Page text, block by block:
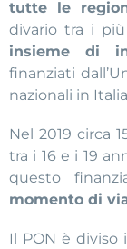
tutte le
divario tra i
insieme di
finanziati
nazionali in
Nel 2019 circa
tra i 16 e i 19
questo
momento di
Il PON è diviso